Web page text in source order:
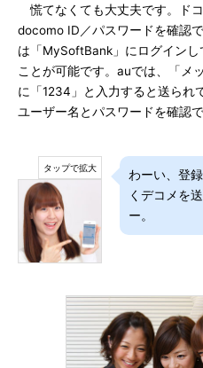
慌てなくても大丈夫です。ド
docomo ID／パスワードを確認
は「MySoftBank」にログイン
ことが可能です。auでは、「メ
に「1234」と入力すると送られ
ユーザー名とパスワードを確認で
わーい、登
くデコメを
ー。